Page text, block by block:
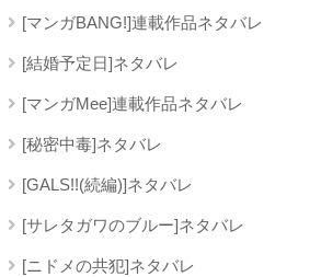
[マンガBANG!]連載作品ネタバレ
[結婚予定日]ネタバレ
[マンガMee]連載作品ネタバレ
[秘密中毒]ネタバレ
[GALS!!(続編)]ネタバレ
[サレタガワのブルー]ネタバレ
[ニドメの共犯]ネタバレ